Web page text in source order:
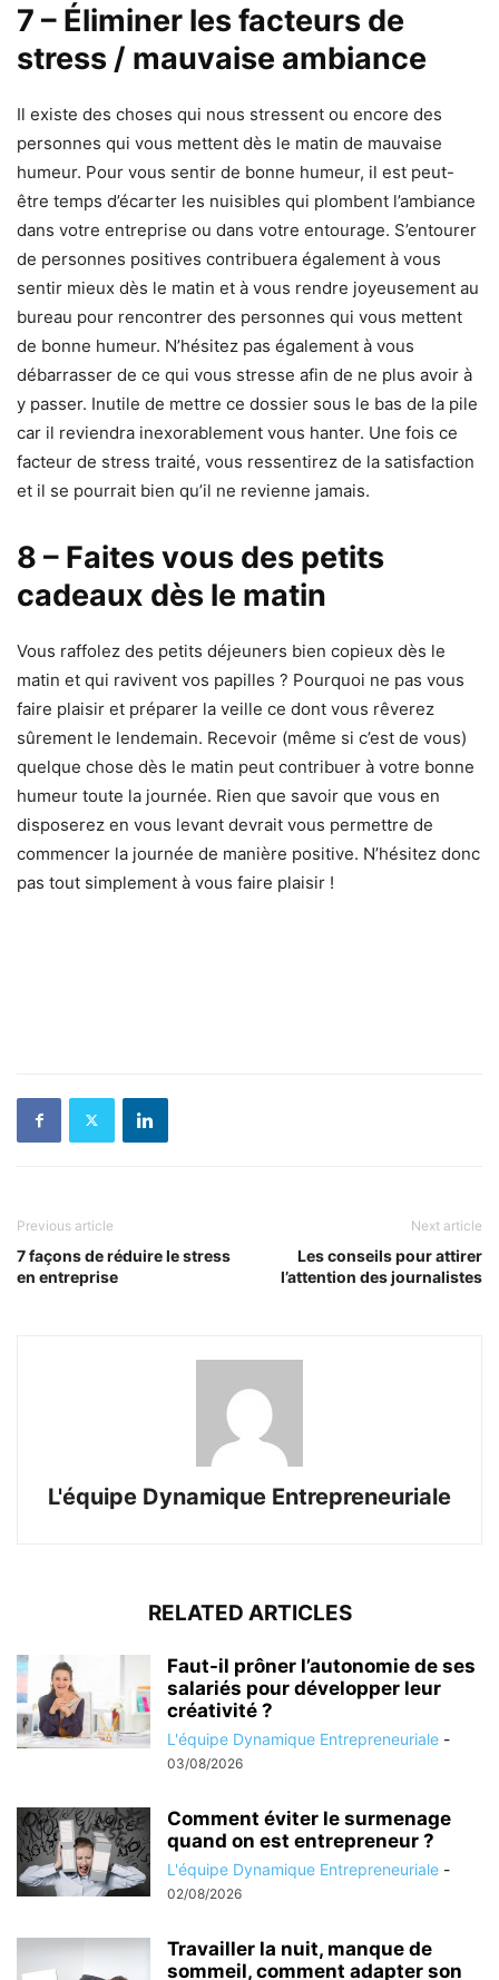
7 – Éliminer les facteurs de
stress / mauvaise ambiance
Il existe des choses qui nous stressent ou encore des
personnes qui vous mettent dès le matin de mauvaise
humeur. Pour vous sentir de bonne humeur, il est peut-
être temps d’écarter les nuisibles qui plombent l’ambiance
dans votre entreprise ou dans votre entourage. S’entourer
de personnes positives contribuera également à vous
sentir mieux dès le matin et à vous rendre joyeusement au
bureau pour rencontrer des personnes qui vous mettent
de bonne humeur. N’hésitez pas également à vous
débarrasser de ce qui vous stresse afin de ne plus avoir à
y passer. Inutile de mettre ce dossier sous le bas de la pile
car il reviendra inexorablement vous hanter. Une fois ce
facteur de stress traité, vous ressentirez de la satisfaction
et il se pourrait bien qu’il ne revienne jamais.
8 – Faites vous des petits
cadeaux dès le matin
Vous raffolez des petits déjeuners bien copieux dès le
matin et qui ravivent vos papilles ? Pourquoi ne pas vous
faire plaisir et préparer la veille ce dont vous rêverez
sûrement le lendemain. Recevoir (même si c’est de vous)
quelque chose dès le matin peut contribuer à votre bonne
humeur toute la journée. Rien que savoir que vous en
disposerez en vous levant devrait vous permettre de
commencer la journée de manière positive. N’hésitez donc
pas tout simplement à vous faire plaisir !
Previous article
7 façons de réduire le stress
en entreprise
Next article
Les conseils pour attirer
l’attention des journalistes
L'équipe Dynamique Entrepreneuriale
RELATED ARTICLES
Faut-il prôner l’autonomie de ses
salariés pour développer leur
créativité ?
L'équipe Dynamique Entrepreneuriale -
03/08/2026
Comment éviter le surmenage
quand on est entrepreneur ?
L'équipe Dynamique Entrepreneuriale -
02/08/2026
Travailler la nuit, manque de
sommeil, comment adapter son